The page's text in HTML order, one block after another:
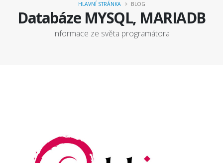
Databáze MYSQL, MARIADB
Informace ze světa programátora
HLAVNÍ STRÁNKA BLOG